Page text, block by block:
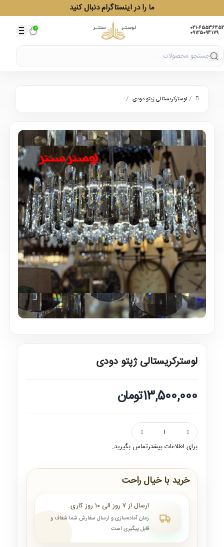
ما را در اینستاگرام دنبال کنید
021-65536452
09125094179
0
/ لوسترکریستالی ژپتو دودی /
لوسترکریستالی ژپتو دودی
13,500,000تومان
برای اطلاعات بیشترتماس بگیرید.
خرید با خیال راحت
ارسال از ۷ روز الی ۱۰ روز کاری
زمان آماده‌سازی و ارسال سفارش شما شفاف و
قابل پیگیری است